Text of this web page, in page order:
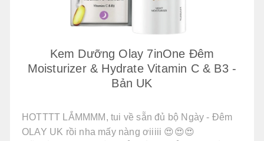
Kem Dưỡng Olay 7inOne Đêm
Moisturizer & Hydrate Vitamin C & B3 -
Bản UK
HOTTTT LẮMMMM, tui về sẵn đủ bộ Ngày - Đêm
OLAY UK rồi nha mấy nàng ơiiiii 😍😍😍